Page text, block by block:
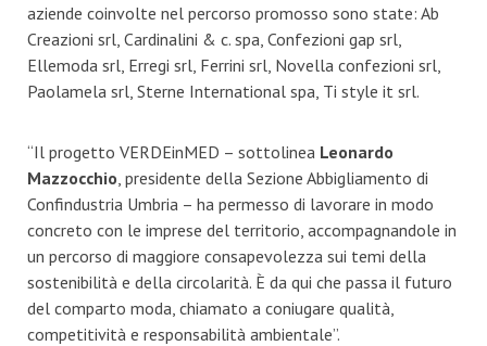
aziende coinvolte nel percorso promosso sono state: Ab
Creazioni srl, Cardinalini & c. spa, Confezioni gap srl,
Ellemoda srl, Erregi srl, Ferrini srl, Novella confezioni srl,
Paolamela srl, Sterne International spa, Ti style it srl.
“Il progetto VERDEinMED – sottolinea Leonardo
Mazzocchio , presidente della Sezione Abbigliamento di
Confindustria Umbria – ha permesso di lavorare in modo
concreto con le imprese del territorio, accompagnandole in
un percorso di maggiore consapevolezza sui temi della
sostenibilità e della circolarità. È da qui che passa il futuro
del comparto moda, chiamato a coniugare qualità,
competitività e responsabilità ambientale”.